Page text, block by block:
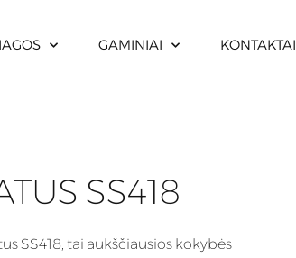
GAMINIAI KONTAKTAI
SS418
SS418, tai aukščiausios kokybės